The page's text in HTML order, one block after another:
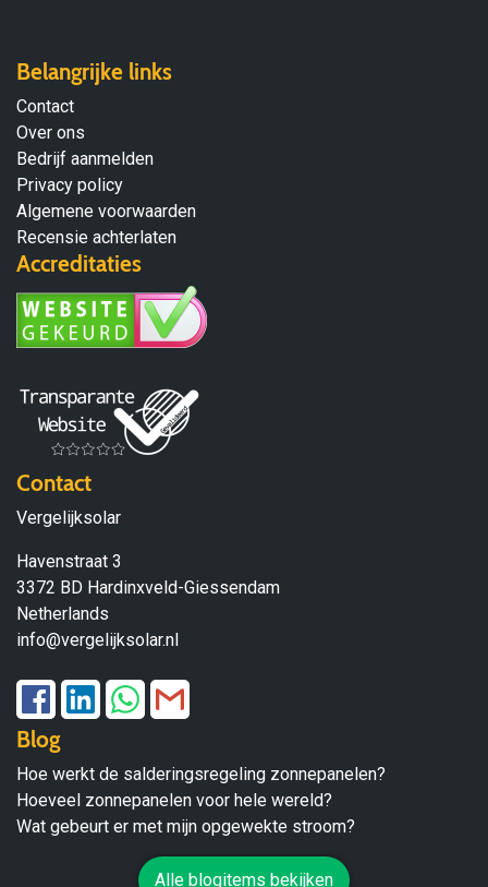
Belangrijke links
Contact
Over ons
Bedrijf aanmelden
Privacy policy
Algemene voorwaarden
Recensie achterlaten
Accreditaties
Contact
Vergelijksolar
Havenstraat 3
3372 BD Hardinxveld-Giessendam
Netherlands
info@vergelijksolar.nl
Blog
Hoe werkt de salderingsregeling zonnepanelen?
Hoeveel zonnepanelen voor hele wereld?
Wat gebeurt er met mijn opgewekte stroom?
Alle blogitems bekijken